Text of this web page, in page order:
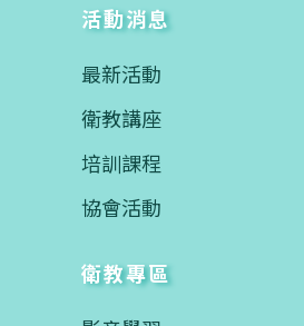
活動消息
最新活動
衛教講座
培訓課程
協會活動
衛教專區